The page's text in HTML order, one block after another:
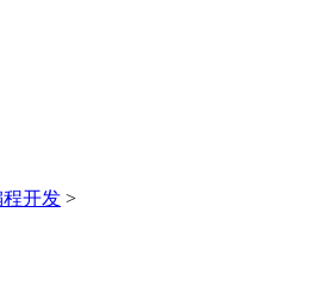
程开发 >